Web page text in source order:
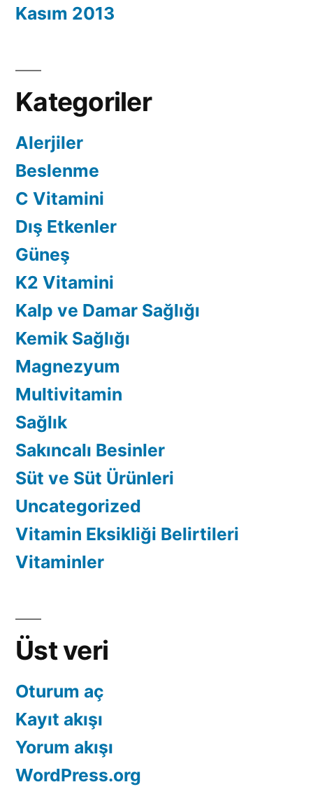
Kasım 2013
Kategoriler
Alerjiler
Beslenme
C Vitamini
Dış Etkenler
Güneş
K2 Vitamini
Kalp ve Damar Sağlığı
Kemik Sağlığı
Magnezyum
Multivitamin
Sağlık
Sakıncalı Besinler
Süt ve Süt Ürünleri
Uncategorized
Vitamin Eksikliği Belirtileri
Vitaminler
Üst veri
Oturum aç
Kayıt akışı
Yorum akışı
WordPress.org